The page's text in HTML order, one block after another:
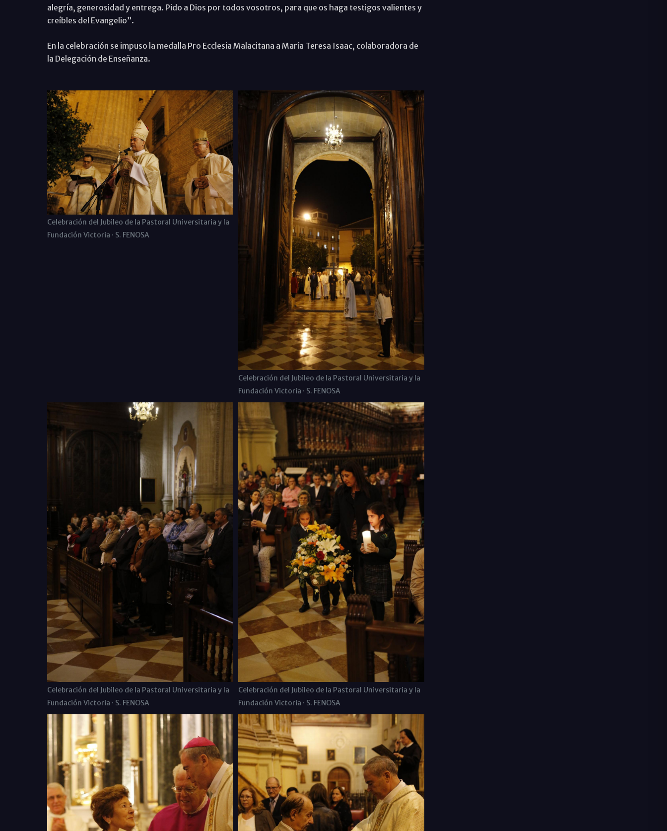
alegría, generosidad y entrega. Pido a Dios por todos vosotros, para que os haga testigos valientes y
creíbles del Evangelio”.
En la celebración se impuso la medalla Pro Ecclesia Malacitana a María Teresa Isaac, colaboradora de
la Delegación de Enseñanza.
Celebración del Jubileo de la Pastoral Universitaria y la
Fundación Victoria · S. FENOSA
Celebración del Jubileo de la Pastoral Universitaria y la
Fundación Victoria · S. FENOSA
Celebración del Jubileo de la Pastoral Universitaria y la
Fundación Victoria · S. FENOSA
Celebración del Jubileo de la Pastoral Universitaria y la
Fundación Victoria · S. FENOSA